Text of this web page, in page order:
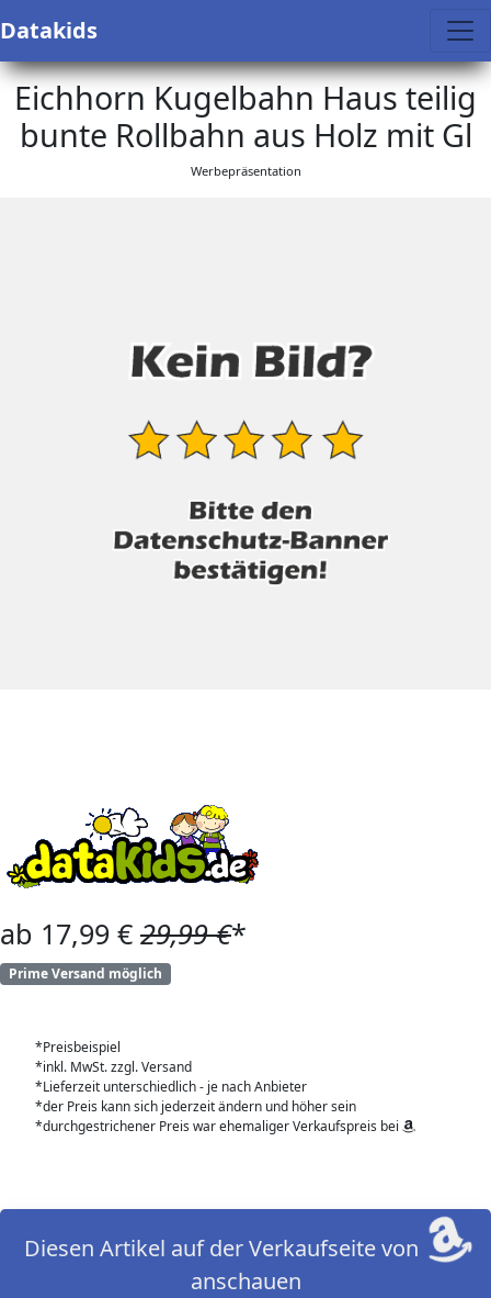
Datakids
Eichhorn Kugelbahn Haus teilig
bunte Rollbahn aus Holz mit Gl
Werbepräsentation
ab 17,99 € 29,99 €*
Prime Versand möglich
*Preisbeispiel
*inkl. MwSt. zzgl. Versand
*Lieferzeit unterschiedlich - je nach Anbieter
*der Preis kann sich jederzeit ändern und höher sein
*durchgestrichener Preis war ehemaliger Verkaufspreis bei
Diesen Artikel auf der Verkaufseite von
anschauen